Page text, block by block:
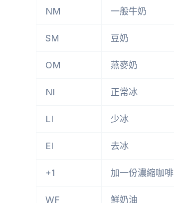
NM 一般牛奶
SM 豆奶
OM 燕麥奶
NI 正常冰
LI 少冰
EI 去冰
+1 加一份濃縮咖啡
WF 鮮奶油